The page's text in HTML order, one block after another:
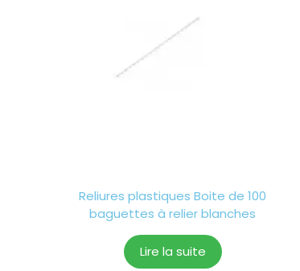
Reliures plastiques Boite de 100
baguettes à relier blanches
Lire la suite